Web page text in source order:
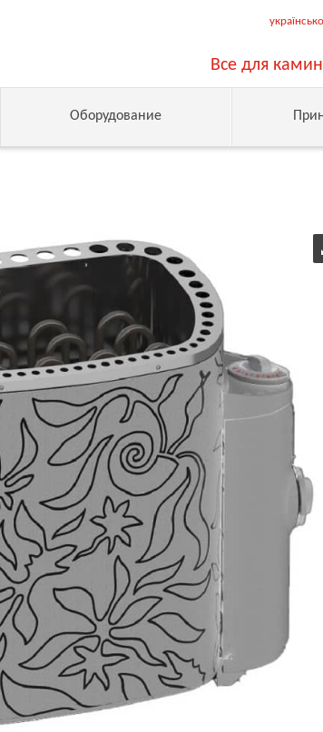
Все для
Оборудование